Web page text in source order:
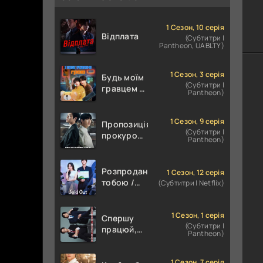
Відплата
1 Сезон, 10 серія
(Субтитри |
Pantheon, UABLTY)
Будь моїм
гравцем /
1 Сезон, 3 серія
(Субтитри |
Pantheon)
Пропозиція
прокурора
пропозиція
1 Сезон, 9 серія
(Субтитри |
Pantheon)
Розпродана
тобою /
1 Сезон, 12 серія
(Субтитри | Netflix)
Спершу
працюй,
1 Сезон, 1 серія
(Субтитри |
Pantheon)